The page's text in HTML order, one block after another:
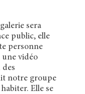
sera
public, elle
personne
vidéo
des
notre groupe
Elle se